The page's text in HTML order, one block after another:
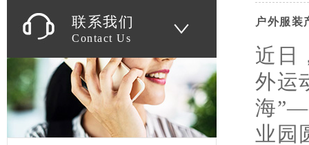
联系我们
Contact Us
户外服装
近日
外运
海
业园